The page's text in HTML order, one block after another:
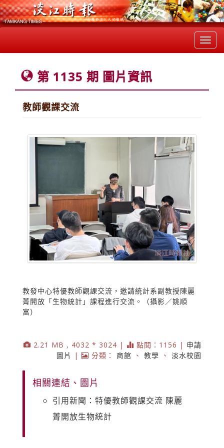
第 1135 期 圖片資訊
教師觀課交流
教發中心特優教師觀課交流，邀請統計系副教授陳麗
菁開放「生物統計」課程進行交流。（攝影／姚順
富）
2.21 MB , 4032 * 3024 | 點閱：1156 | 申請
圖片
| 分類： 商館 、 教學 、 淡水校園
相關連結、圖片
引用新聞：特優教師觀課交流 陳麗
菁開放生物統計